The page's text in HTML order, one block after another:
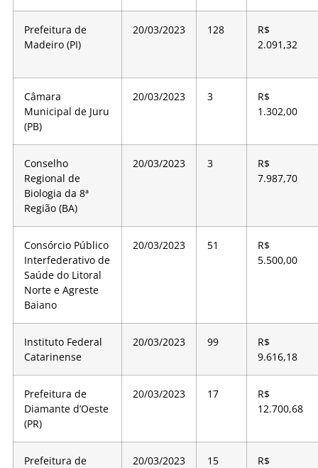
Prefeitura de
Madeiro (PI)
20/03/2023 128
R$
2.091,32
Câmara
Municipal de Juru
(PB)
20/03/2023 3
R$
1.302,00
Conselho
Regional de
Biologia da 8ª
Região (BA)
20/03/2023 3
R$
7.987,70
Consórcio Público
Interfederativo de
Saúde do Litoral
Norte e Agreste
Baiano
20/03/2023 51
R$
5.500,00
Instituto Federal
Catarinense
20/03/2023 99
R$
9.616,18
Prefeitura de
Diamante d’Oeste
(PR)
20/03/2023 17
R$
12.700,68
Prefeitura de
20/03/2023 15
R$